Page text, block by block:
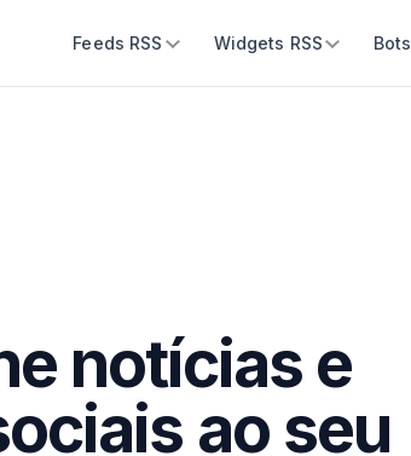
Feeds RSS Widgets RSS Bots
notícias e
ao seu